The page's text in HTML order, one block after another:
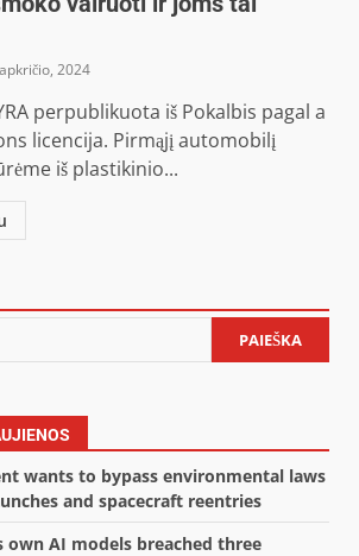
2024
YRA perpublikuota iš Pokalbis pagal a
licencija. Pirmąjį automobilį
iš plastikinio...
PAIEŠKA
wants to bypass environmental laws
and spacecraft reentries
own AI models breached three